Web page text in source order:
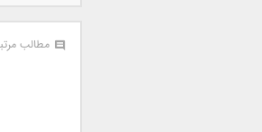
مطالب